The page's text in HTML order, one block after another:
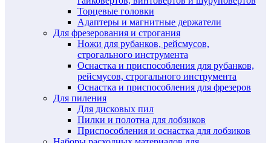
Торцевые головки
Адаптеры и магнитные держатели
Для фрезерования и строгания
Ножи для рубанков, рейсмусов,
строгального инструмента
Оснастка и приспособления для рубанков,
рейсмусов, строгального инструмента
Оснастка и приспособления для фрезеров
Для пиления
Для дисковых пил
Пилки и полотна для лобзиков
Приспособления и оснастка для лобзиков